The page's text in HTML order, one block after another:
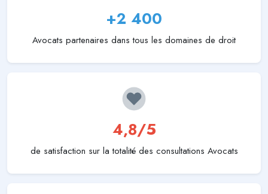
+2 400
Avocats partenaires dans tous les domaines de droit
4,8/5
de satisfaction sur la totalité des consultations Avocats